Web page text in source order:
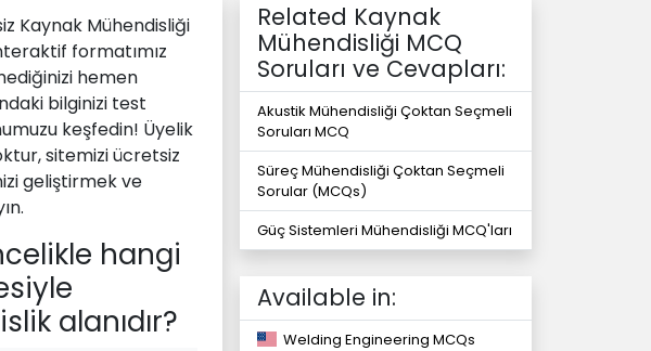
Kaynak Mühendisliği
formatımız
hemen
bilginizi test
keşfedin! Üyelik
sitemizi ücretsiz
geliştirmek ve
hangi
alanıdır?
Related Kaynak
Mühendisliği MCQ
Soruları ve Cevapları:
Akustik Mühendisliği Çoktan Seçmeli
Soruları MCQ
Süreç Mühendisliği Çoktan Seçmeli
Sorular (MCQs)
Güç Sistemleri Mühendisliği MCQ'ları
Available in:
Welding Engineering MCQs